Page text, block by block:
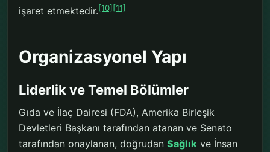
işaret etmektedir.[10] [11]
Organizasyonel Yapı
Liderlik ve Temel Bölümler
Gıda ve İlaç Dairesi (FDA), Amerika Birleşik
Devletleri Başkanı tarafından atanan ve Senato
tarafından onaylanan, doğrudan Sağlık ve İnsan